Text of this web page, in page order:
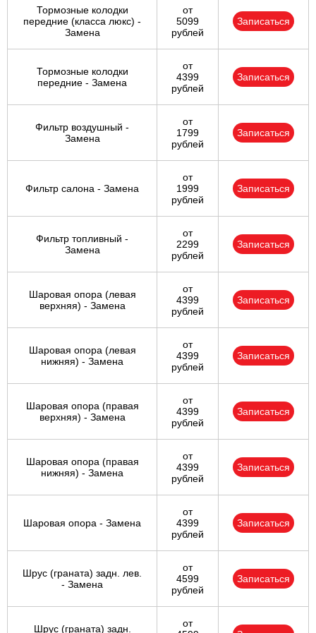
Тормозные колодки
передние (класса люкс) -
Замена
от
5099
рублей
Записаться
Тормозные колодки
передние - Замена
от
4399
рублей
Записаться
Фильтр воздушный -
Замена
от
1799
рублей
Записаться
Фильтр салона - Замена
от
1999
рублей
Записаться
Фильтр топливный -
Замена
от
2299
рублей
Записаться
Шаровая опора (левая
верхняя) - Замена
от
4399
рублей
Записаться
Шаровая опора (левая
нижняя) - Замена
от
4399
рублей
Записаться
Шаровая опора (правая
верхняя) - Замена
от
4399
рублей
Записаться
Шаровая опора (правая
нижняя) - Замена
от
4399
рублей
Записаться
Шаровая опора - Замена
от
4399
рублей
Записаться
Шрус (граната) задн. лев.
- Замена
от
4599
рублей
Записаться
Шрус (граната) задн.
от